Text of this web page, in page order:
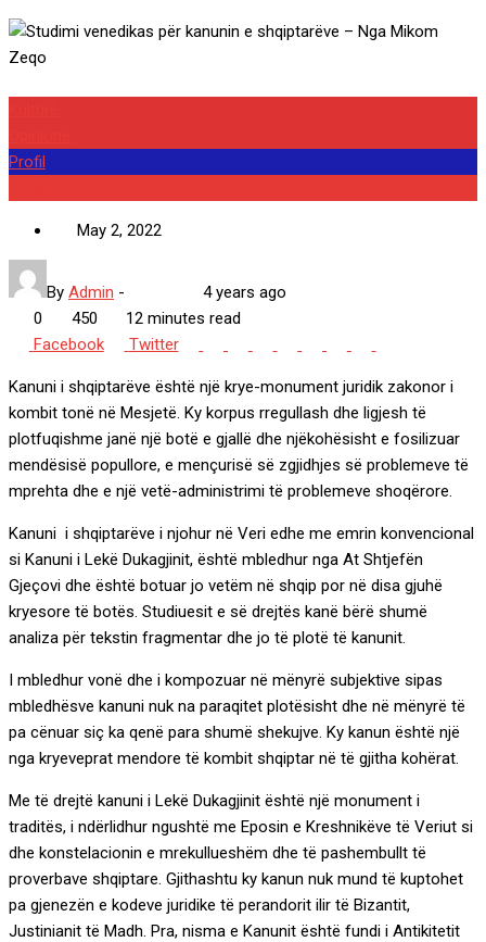
Profil
May 2, 2022
By Admin -
4 years ago
0
450
12 minutes read
Facebook
Twitter
Email
Kanuni i shqiptarëve është një krye-monument juridik zakonor i
kombit tonë në Mesjetë. Ky korpus rregullash dhe ligjesh të
plotfuqishme janë një botë e gjallë dhe njëkohësisht e fosilizuar
mendësisë popullore, e mençurisë së zgjidhjes së problemeve të
mprehta dhe e një vetë-administrimi të problemeve shoqërore.
Kanuni i shqiptarëve i njohur në Veri edhe me emrin konvencional
si Kanuni i Lekë Dukagjinit, është mbledhur nga At Shtjefën
Gjeçovi dhe është botuar jo vetëm në shqip por në disa gjuhë
kryesore të botës. Studiuesit e së drejtës kanë bërë shumë
analiza për tekstin fragmentar dhe jo të plotë të kanunit.
I mbledhur vonë dhe i kompozuar në mënyrë subjektive sipas
mbledhësve kanuni nuk na paraqitet plotësisht dhe në mënyrë të
pa cënuar siç ka qenë para shumë shekujve. Ky kanun është një
nga kryeveprat mendore të kombit shqiptar në të gjitha kohërat.
Me të drejtë kanuni i Lekë Dukagjinit është një monument i
traditës, i ndërlidhur ngushtë me Eposin e Kreshnikëve të Veriut si
dhe konstelacionin e mrekullueshëm dhe të pashembullt të
proverbave shqiptare. Gjithashtu ky kanun nuk mund të kuptohet
pa gjenezën e kodeve juridike të perandorit ilir të Bizantit,
Justinianit të Madh. Pra, nisma e Kanunit është fundi i Antikitetit